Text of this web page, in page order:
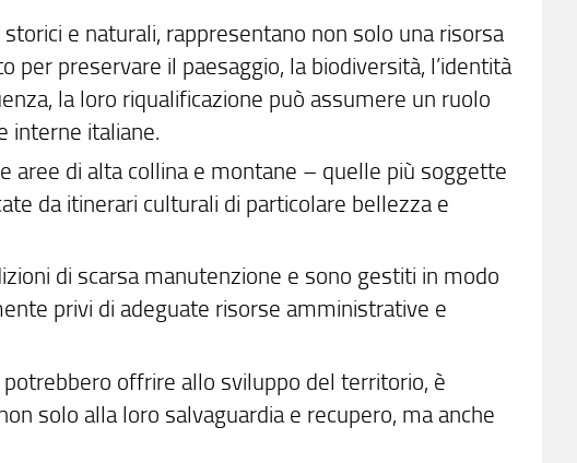
e naturali, rappresentano non solo una risorsa
preservare il paesaggio, la biodiversità, l’identità
la loro riqualificazione può assumere un ruolo
interne italiane.
aree di alta collina e montane – quelle più soggette
da itinerari culturali di particolare bellezza e
di scarsa manutenzione e sono gestiti in modo
privi di adeguate risorse amministrative e
offrire allo sviluppo del territorio, è
solo alla loro salvaguardia e recupero, ma anche